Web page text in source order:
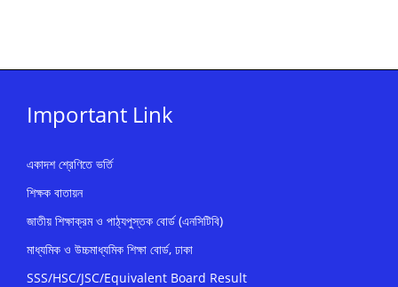
Important Link
একাদশ শ্রেণিতে ভর্তি
শিক্ষক বাতায়ন
জাতীয় শিক্ষাক্রম ও পাঠ্যপুস্তক বোর্ড (এনসিটিবি)
মাধ্যমিক ও উচ্চমাধ্যমিক শিক্ষা বোর্ড, ঢাকা
SSS/HSC/JSC/Equivalent Board Result